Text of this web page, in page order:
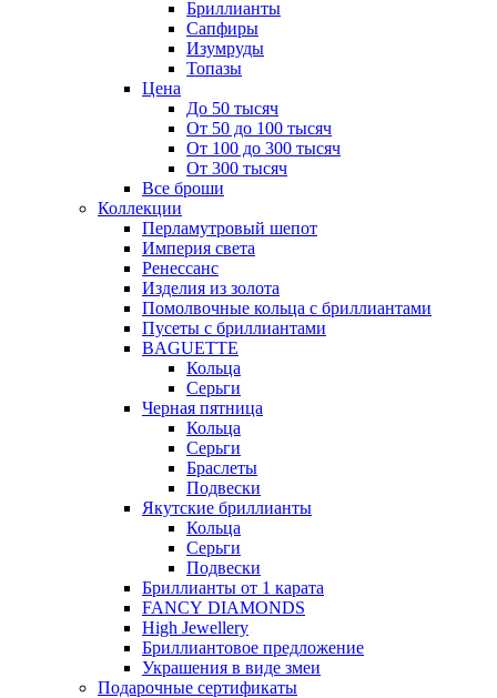
Бриллианты
Сапфиры
Изумруды
Топазы
Цена
До 50 тысяч
От 50 до 100 тысяч
От 100 до 300 тысяч
От 300 тысяч
Все броши
Коллекции
Перламутровый шепот
Империя света
Ренессанс
Изделия из золота
Помолвочные кольца с бриллиантами
Пусеты с бриллиантами
BAGUETTE
Кольца
Серьги
Черная пятница
Кольца
Серьги
Браслеты
Подвески
Якутские бриллианты
Кольца
Серьги
Подвески
Бриллианты от 1 карата
FANCY DIAMONDS
High Jewellery
Бриллиантовое предложение
Украшения в виде змеи
Подарочные сертификаты